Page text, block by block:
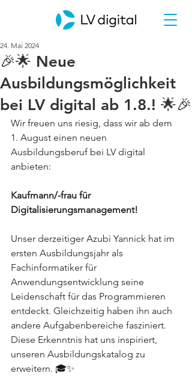
🎉🌟 Neue
Ausbildungsmöglichkeit
bei LV digital ab 1.8.! 🌟🎉
24. Mai 2024
Wir freuen uns riesig, dass wir ab dem
1. August einen neuen
Ausbildungsberuf bei LV digital
anbieten:
Kaufmann/-frau für
Digitalisierungsmanagement!
Unser derzeitiger Azubi Yannick hat im
ersten Ausbildungsjahr als
Fachinformatiker für
Anwendungsentwicklung seine
Leidenschaft für das Programmieren
entdeckt. Gleichzeitig haben ihn auch
andere Aufgabenbereiche fasziniert.
Diese Erkenntnis hat uns inspiriert,
unseren Ausbildungskatalog zu
erweitern. 🎓✨